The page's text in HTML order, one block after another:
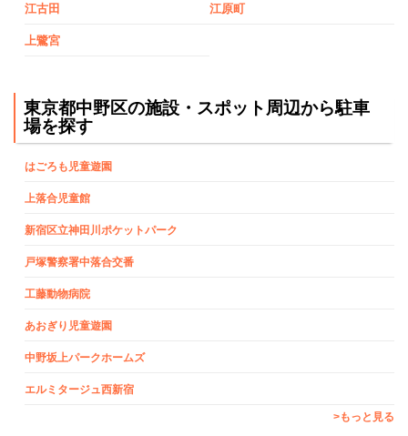
江古田 江原町
上鷺宮
東京都中野区の施設・スポット周辺から駐車
場を探す
はごろも児童遊園
上落合児童館
新宿区立神田川ポケットパーク
戸塚警察署中落合交番
工藤動物病院
あおぎり児童遊園
中野坂上パークホームズ
エルミタージュ西新宿
>もっと見る